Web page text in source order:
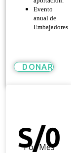
Evento
anual de
Embajadores
DONAR
Esperanza
S/0
Por Mes